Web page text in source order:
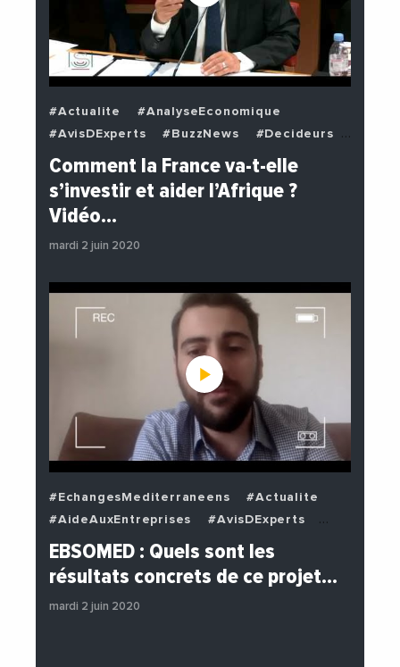
#Actualite
#AnalyseEconomique
#AvisDExperts
#BuzzNews
#Decideurs
#EchangesMediterraneens
#Economie
#PhotosEtVideos
#Politique
Comment la France va-t-elle
s’investir et aider l’Afrique ?
Vidéo…
mardi 2 juin 2020
#EchangesMediterraneens
#Actualite
#AideAuxEntreprises
#AvisDExperts
#BuzzNews
#Decideurs
#Entreprises
#Institutions
#PhotosEtVideos
EBSOMED : Quels sont les
résultats concrets de ce projet…
mardi 2 juin 2020